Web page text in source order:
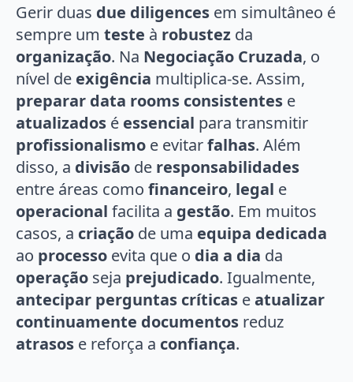
Gerir duas due diligences em simultâneo é
sempre um teste à robustez da
organização. Na Negociação Cruzada, o
nível de exigência multiplica-se. Assim,
preparar data rooms consistentes e
atualizados é essencial para transmitir
profissionalismo e evitarfalhas. Além
disso, a divisão de responsabilidades
entre áreas como financeiro, legal e
operacional facilita a gestão. Em muitos
casos, a criação de uma equipa dedicada
ao processo evita que o dia a dia da
operação seja prejudicado. Igualmente,
antecipar perguntas críticas eatualizar
continuamente documentos reduz
atrasos e reforça a confiança.